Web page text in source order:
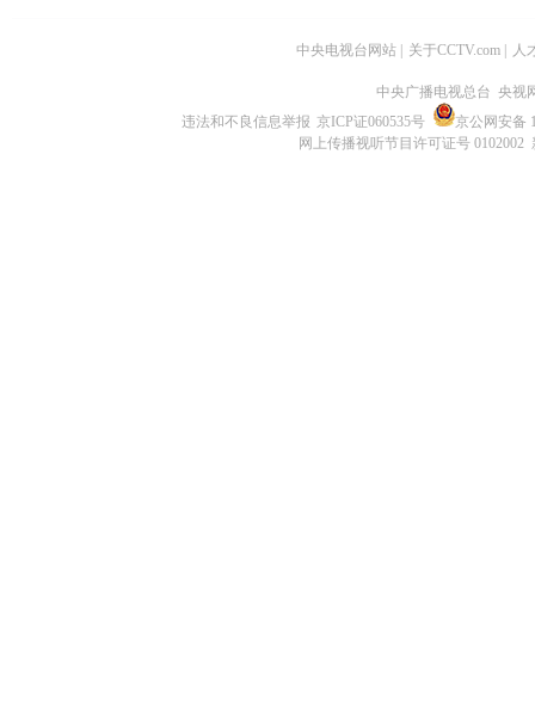
中央电视台网站 关于CCTV.com 人
中央广播电视总台 央视
违法和不良信息举报 京ICP证060535号
京公网安备
网上传播视听节目许可证号 0102002